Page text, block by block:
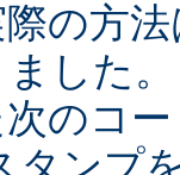
の方
した
次のコ
タンプ